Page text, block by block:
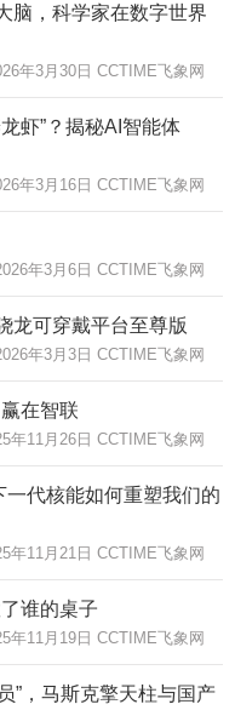
脑，科学家在数字世界
年3月30日 CCTIME飞象网
虾”？揭秘AI智能体
年3月16日 CCTIME飞象网
年3月6日 CCTIME飞象网
龙可穿戴平台至尊版
年3月3日 CCTIME飞象网
在智联
年11月26日 CCTIME飞象网
一代核能如何重塑我们的
年11月21日 CCTIME飞象网
谁的桌子
年11月19日 CCTIME飞象网
”，马斯克擎天柱与国产